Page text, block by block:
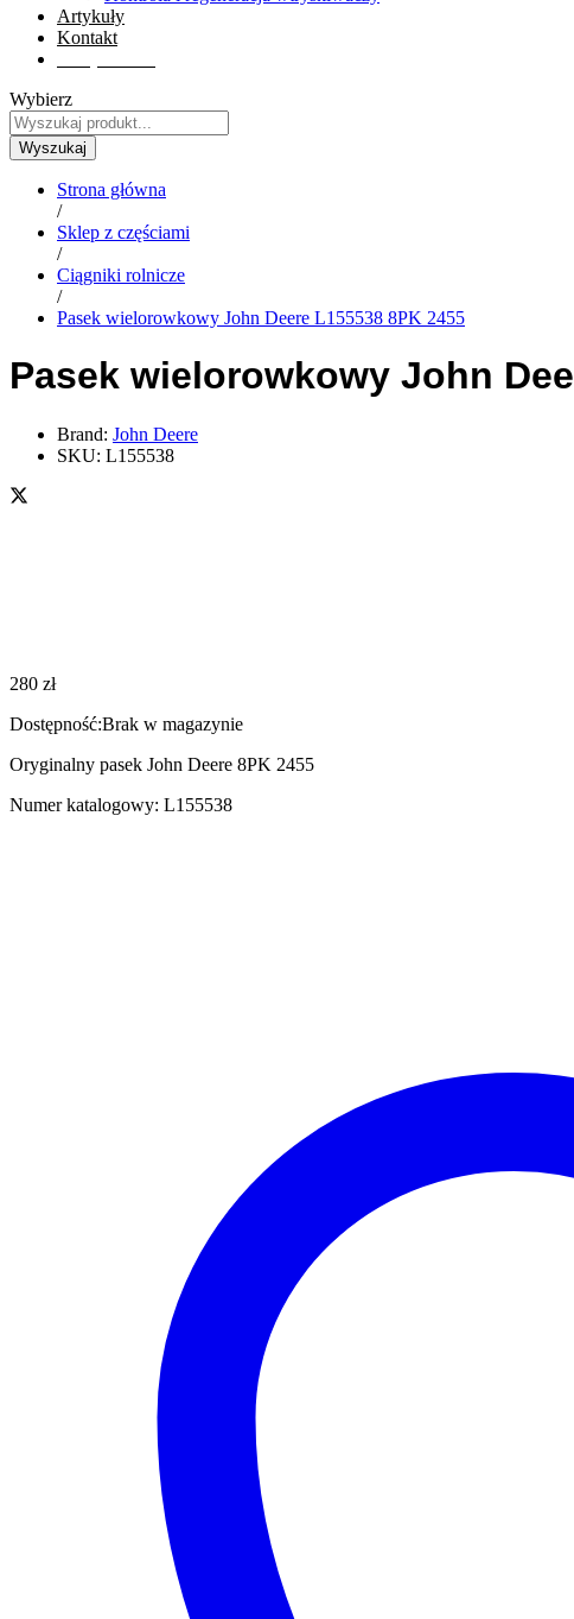
Artykuły
Kontakt
Wybierz
Wyszukaj
Strona główna
/
Sklep z częściami
/
Ciągniki rolnicze
/
Pasek wielorowkowy John Deere L155538 8PK 2455
Pasek wielorowkowy John
Brand: John Deere
SKU: L155538
280 zł
Dostępność:Brak w magazynie
Oryginalny pasek John Deere 8PK 2455
Numer katalogowy: L155538